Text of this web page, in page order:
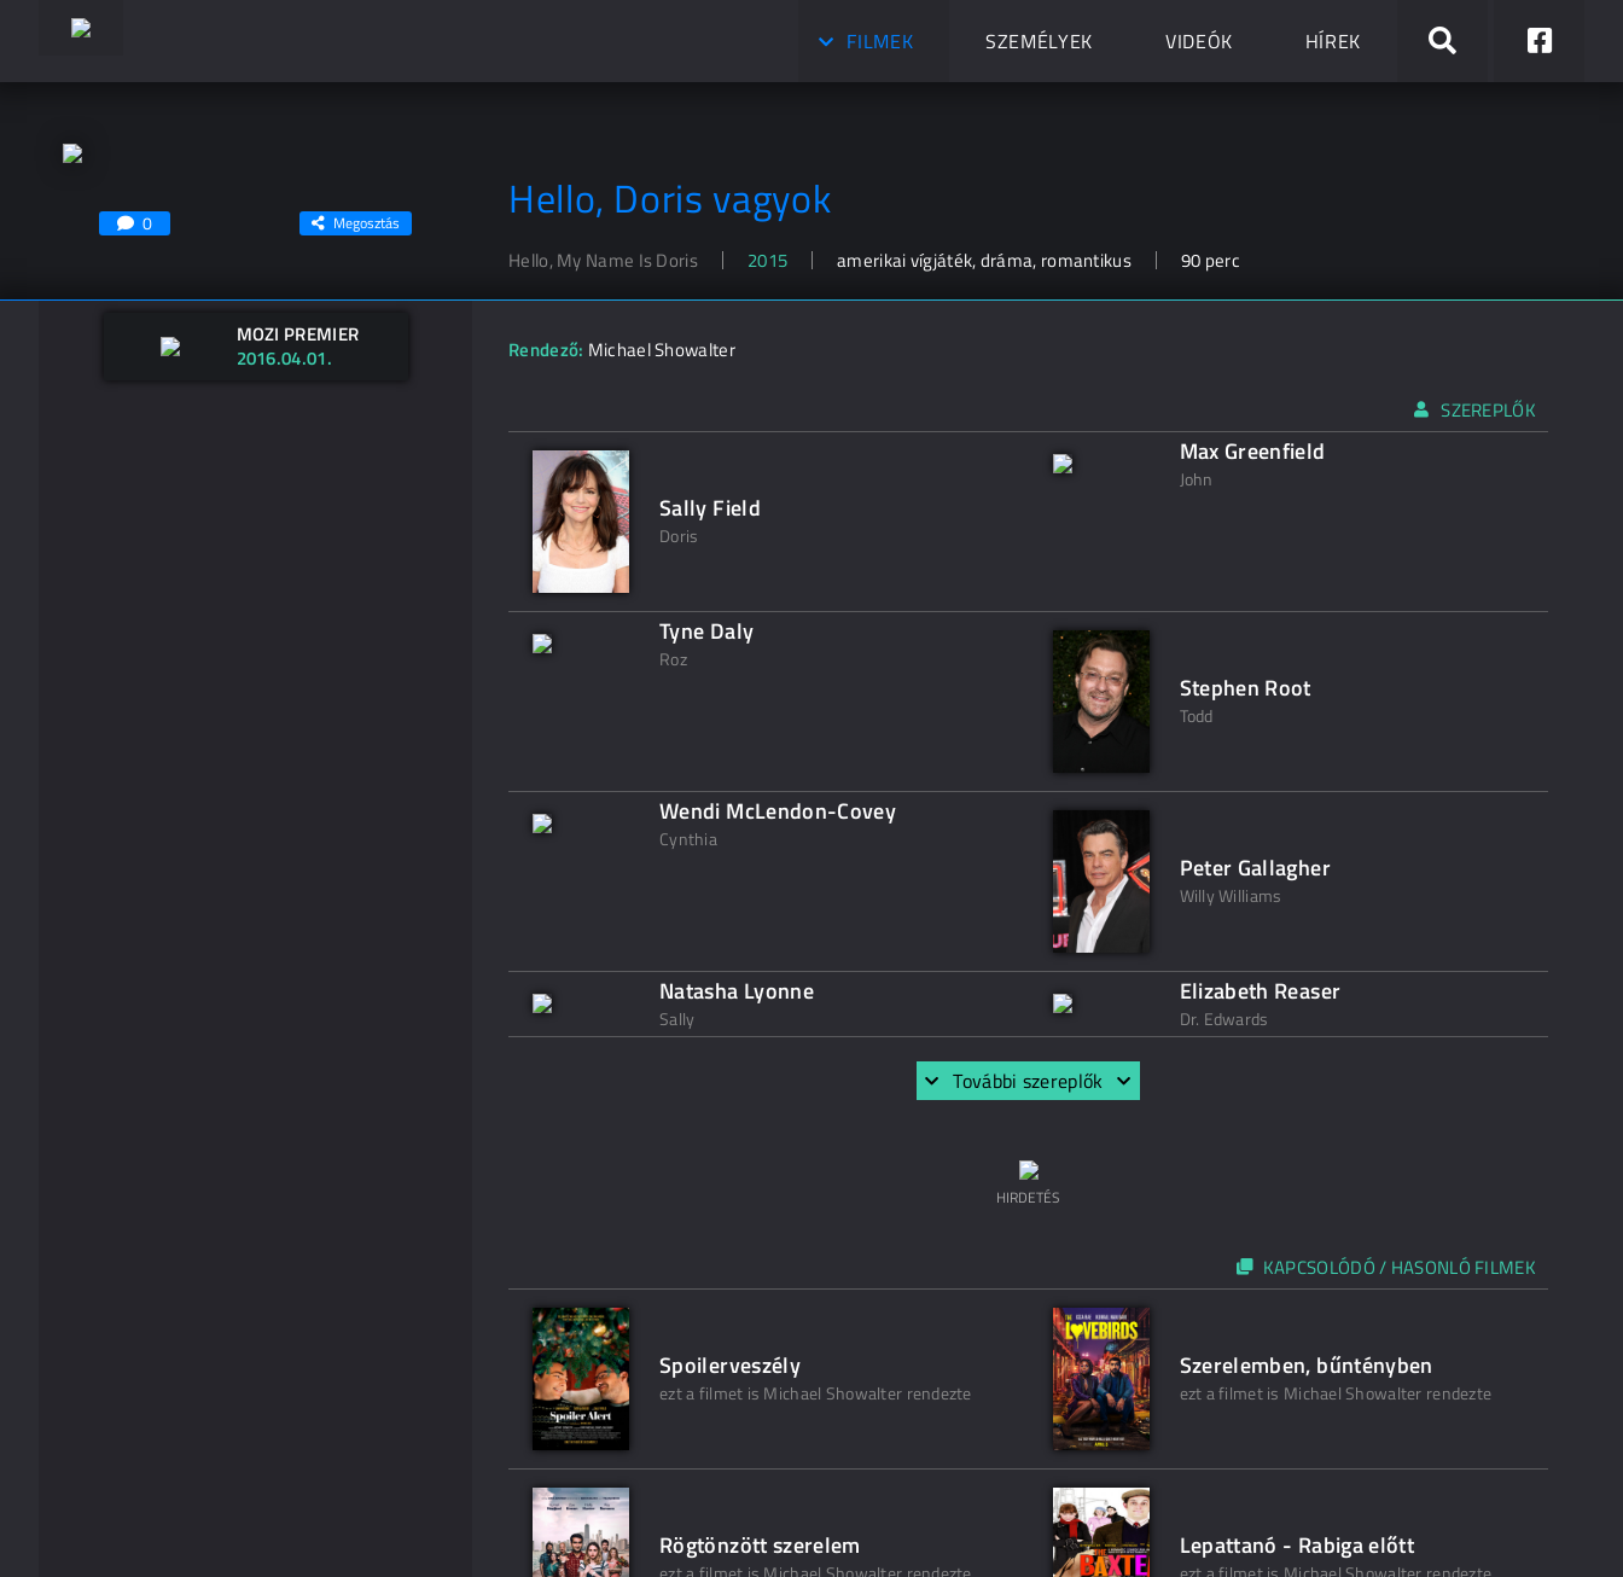
FILMEK SZEMÉLYEK VIDEÓK HÍREK
Hello, Doris vagyok
Hello, My Name Is Doris 2015 amerikai vígjáték, dráma, romantikus 90 perc
0 Megosztás
MOZI PREMIER
2016.04.01.
Rendező: Michael Showalter
SZEREPLŐK
Sally Field
Doris
Max Greenfield
John
Tyne Daly
Roz
Stephen Root
Todd
Wendi McLendon-Covey
Cynthia
Peter Gallagher
Willy Williams
Natasha Lyonne
Sally
Elizabeth Reaser
Dr. Edwards
További szereplők
HIRDETÉS
KAPCSOLÓDÓ / HASONLÓ FILMEK
Spoilerveszély
ezt a filmet is Michael Showalter rendezte
Szerelemben, bűntényben
ezt a filmet is Michael Showalter rendezte
Rögtönzött szerelem Lepattanó - Rabiga előtt